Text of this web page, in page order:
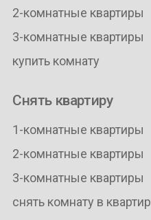
2-комнатные квартиры
3-комнатные квартиры
купить комнату
Снять квартиру
1-комнатные квартиры
2-комнатные квартиры
3-комнатные квартиры
снять комнату в